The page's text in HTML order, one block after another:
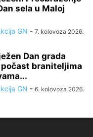
sela u Maloj
GN - 7. kolovoza 2026.
Dan grada
počast braniteljima
GN - 6. kolovoza 2026.